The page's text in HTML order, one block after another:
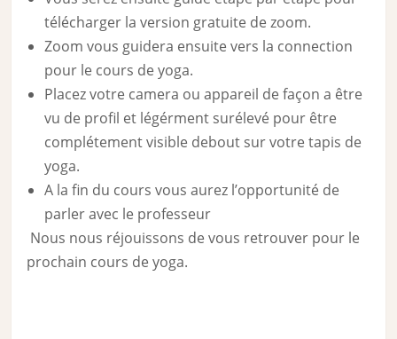
télécharger la version gratuite de zoom.
Zoom vous guidera ensuite vers la connection
pour le cours de yoga.
Placez votre camera ou appareil de façon a être
vu de profil et légérment surélevé pour être
complétement visible debout sur votre tapis de
yoga.
A la fin du cours vous aurez l’opportunité de
parler avec le professeur
Nous nous réjouissons de vous retrouver pour le
prochain cours de yoga.